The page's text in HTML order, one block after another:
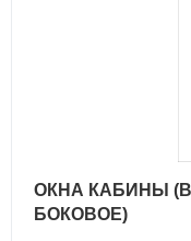
ОКНА КАБИНЫ
БОКОВОЕ)